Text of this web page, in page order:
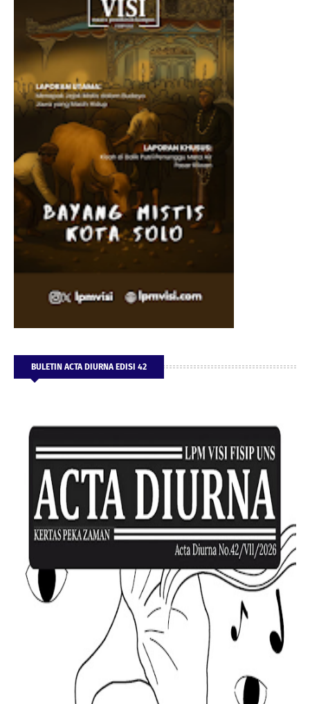
BULETIN ACTA DIURNA EDISI 42